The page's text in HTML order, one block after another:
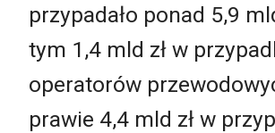
przypadało ponad 5,9
tym 1,4 mld zł w
operatorów
prawie 4,4 mld zł w